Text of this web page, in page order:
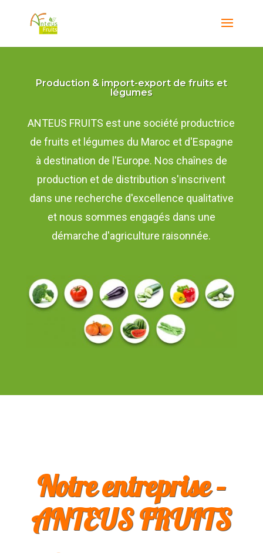
Production & import-export de fruits et
légumes
ANTEUS FRUITS est une société productrice
de fruits et légumes du Maroc et d'Espagne
à destination de l'Europe. Nos chaînes de
production et de distribution s'inscrivent
dans une recherche d'excellence qualitative
et nous sommes engagés dans une
démarche d'agriculture raisonnée.
Notre entreprise –
ANTEUS FRUITS